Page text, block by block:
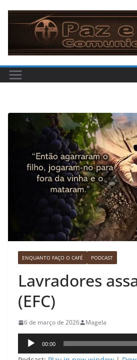
para
conteúdo
ENQUANTO FAÇO O CAFÉ PODCAST
Lavradores
(EFC)
6 de março de 2026 Magela
Tocador
de
00:00